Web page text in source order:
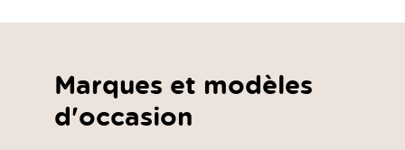
Marques et modèles
d'occasion